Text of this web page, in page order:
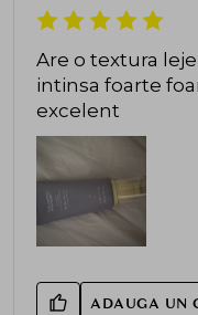
Are o textura
intinsa foarte
excelent
ADAUGA UN